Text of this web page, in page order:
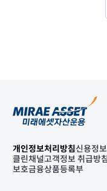
개인정보처리방침신용정
클린채널고객정보 취급방침
보호금융상품등록부